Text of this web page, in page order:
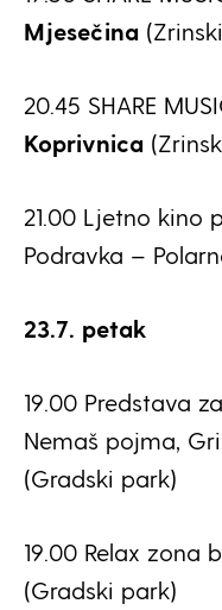
Mjesečina
20.45 SHARE
Koprivnica
21.00 Ljetno kino
Podravka –
23.7. petak
19.00 Predstava
Nemaš pojma,
(Gradski park)
19.00 Relax zona
(Gradski park)